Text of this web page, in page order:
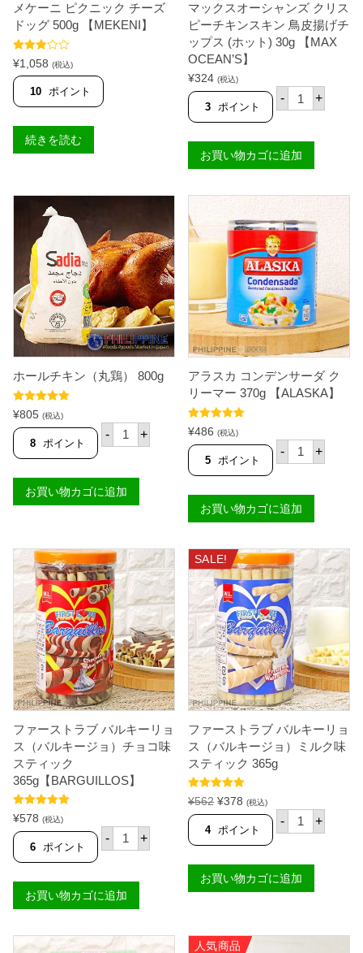
】
個
メケーニ ピクニック チーズ
ドッグ 500g 【MEKENI】
5段階中
3.50の
評価
¥1,058 (税込)
10 ポイント
続きを読む
マックスオーシャンズ クリス
ピーチキンスキン 鳥皮揚げチ
ップス (ホット) 30g 【MAX
OCEAN’S】
¥324 (税込)
3 ポイント
- マ
ッ
オ
ー
シ
ン
ク
リ
ス
ピ
ー
チ
キ
ン
ス
キ
ン
皮
揚
プ
ス
(
ッ
ト
)
0
g
【
M
A
X
O
C
E
A
N
'
S
】
個
+
お買い物カゴに追加
ホールチキン（丸鶏） 800g
5段階中5.00
の評価
¥805 (税込)
8 ポイント
- ホ
ー
キ
ン
（
8
0
0
g
個
+
お買い物カゴに追加
アラスカ コンデンサーダ ク
リーマー 370g 【ALASKA】
5段階中5.00
の評価
¥486 (税込)
5 ポイント
- ア
ラ
コ
ン
デ
サ
ー
ダ
ク
リ
ー
マ
ー
3
7
0
g
【
L
A
S
個
+
お買い物カゴに追加
ファーストラブ バルキーリョ
ス（バルキージョ）チョコ味
スティック
365g【BARGUILLOS】
5段階中5.00
の評価
¥578 (税込)
6 ポイント
- フ
ァ
ト
ラ
ブ
ル
キ
+
お買い物カゴに追加
SALE!
ファーストラブ バルキーリョ
ス（バルキージョ）ミルク味
スティック 365g
5段階中5.00
の評価
¥562 元
の
価
格
は
¥
5
で
¥378 現
在
の
価
格
は
¥
8
(税込)
4 ポイント
- フ
ァ
ト
ラ
ブ
+
お買い物カゴに追加
人気商品